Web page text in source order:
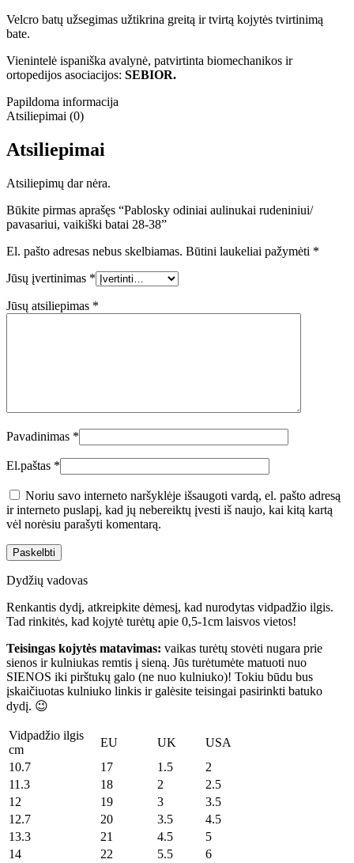
Velcro batų užsegimas užtikrina greitą ir tvirtą kojytės tvirtinimą
bate.
Vienintelė ispaniška avalynė, patvirtinta biomechanikos ir
ortopedijos asociacijos: SEBIOR.
Papildoma informacija
Atsiliepimai (0)
Atsiliepimai
Atsiliepimų dar nėra.
Būkite pirmas aprašęs “Pablosky odiniai aulinukai rudeniniui/
pavasariui, vaikiški batai 28-38”
El. pašto adresas nebus skelbiamas. Būtini laukeliai pažymėti *
Jūsų įvertinimas *
Jūsų atsiliepimas *
Pavadinimas *
El.paštas *
Noriu savo interneto naršyklėje išsaugoti vardą, el. pašto adresą
ir interneto puslapį, kad jų nebereiktų įvesti iš naujo, kai kitą kartą
vėl norėsiu parašyti komentarą.
Dydžių vadovas
Renkantis dydį, atkreipkite dėmesį, kad nurodytas vidpadžio ilgis.
Tad rinkitės, kad kojytė turėtų apie 0,5-1cm laisvos vietos!
Teisingas kojytės matavimas: vaikas turėtų stovėti nugara prie
sienos ir kulniukas remtis į sieną. Jūs turėtumėte matuoti nuo
SIENOS iki pirštukų galo (ne nuo kulniuko)! Tokiu būdu bus
įskaičiuotas kulniuko linkis ir galėsite teisingai pasirinkti batuko
dydį. 😉
Vidpadžio ilgis
cm
EU UK
USA
10.7
17 1.5
2
11.3
18 2
2.5
12
19 3
3.5
12.7
20 3.5
4.5
13.3
21 4.5
5
14
22 5.5
6